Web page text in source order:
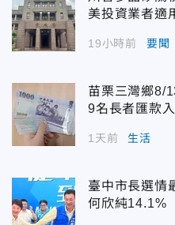
美投資業者適
19小時前 要聞
苗栗三灣鄉8/
9名長者匯款
1天前 生活
臺中市長選情
何欣純14.1%